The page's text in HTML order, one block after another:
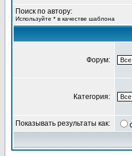
Поиск по автору:
Используйте * в качестве шаблона
Форум:
Категория:
Показывать результаты как: